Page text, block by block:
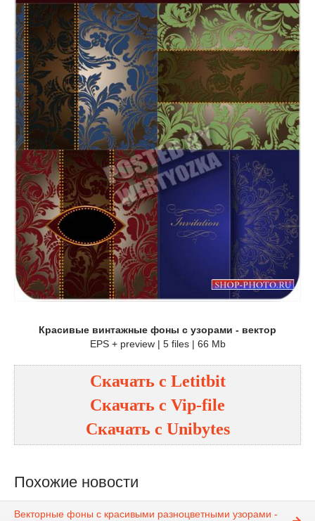
Красивые винтажные фоны с узорами - вектор
EPS + preview | 5 files | 66 Mb
Скачать с Letitbit
Скачать с Vip-file
Скачать с Unibytes
Похожие новости
Векторные фоны с красивыми разноцветными узорами -